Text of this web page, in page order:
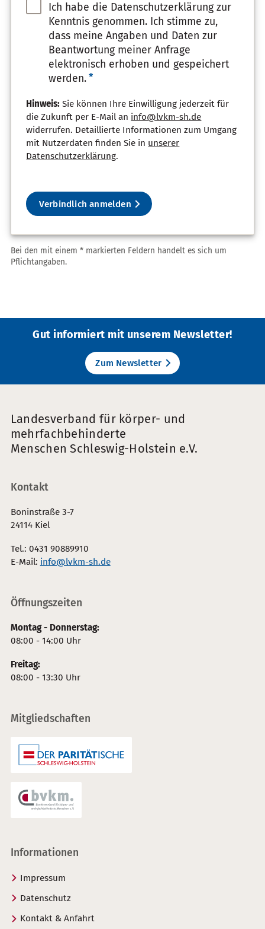
Ich habe die Datenschutzerklärung zur
Kenntnis genommen. Ich stimme zu,
dass meine Angaben und Daten zur
Beantwortung meiner Anfrage
elektronisch erhoben und gespeichert
werden. *
Hinweis: Sie können Ihre Einwilligung jederzeit für
die Zukunft per E-Mail an info@lvkm-sh.de
widerrufen. Detaillierte Informationen zum Umgang
mit Nutzerdaten finden Sie in unserer
Datenschutzerklärung.
Verbindlich anmelden
Bei den mit einem * markierten Feldern handelt es sich um
Pflichtangaben.
Gut informiert mit unserem Newsletter!
Zum Newsletter
Landesverband für körper- und
mehrfachbehinderte
Menschen Schleswig-Holstein e.V.
Kontakt
Boninstraße 3-7
24114 Kiel
Tel.: 0431 90889910
E-Mail: info@lvkm-sh.de
Öffnungszeiten
Montag - Donnerstag:
08:00 - 14:00 Uhr
Freitag:
08:00 - 13:30 Uhr
Mitgliedschaften
Informationen
Impressum
Datenschutz
Kontakt & Anfahrt